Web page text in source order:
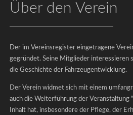
Der
Verein
Der
Vorstand
Mitgliedschaft
Förderer
Über den Verein
Der im Vereinsregister eingetragene
gegründet. Seine Mitglieder interessieren
die Geschichte der Fahrzeugentwicklung.
Der Verein widmet sich mit einem
auch die Weiterführung der Veranstaltung
Inhalt hat, insbesondere der Pflege, der